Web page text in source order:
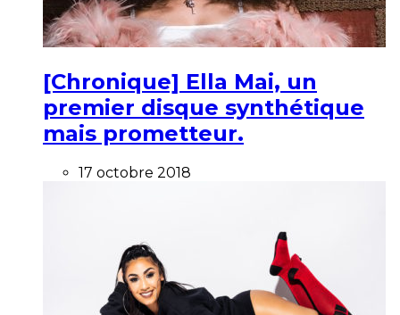
[Chronique] Ella Mai, un
premier disque synthétique
mais prometteur.
17 octobre 2018